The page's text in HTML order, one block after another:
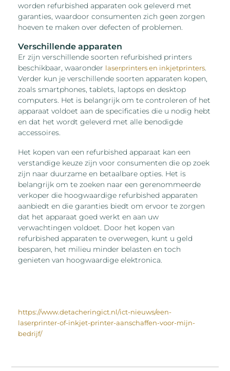
worden refurbished apparaten ook geleverd met
garanties, waardoor consumenten zich geen zorgen
hoeven te maken over defecten of problemen.
Verschillende apparaten
Er zijn verschillende soorten refurbished printers
beschikbaar, waaronder laserprinters en inkjetprinters.
Verder kun je verschillende soorten apparaten kopen,
zoals smartphones, tablets, laptops en desktop
computers. Het is belangrijk om te controleren of het
apparaat voldoet aan de specificaties die u nodig hebt
en dat het wordt geleverd met alle benodigde
accessoires.
Het kopen van een refurbished apparaat kan een
verstandige keuze zijn voor consumenten die op zoek
zijn naar duurzame en betaalbare opties. Het is
belangrijk om te zoeken naar een gerenommeerde
verkoper die hoogwaardige refurbished apparaten
aanbiedt en die garanties biedt om ervoor te zorgen
dat het apparaat goed werkt en aan uw
verwachtingen voldoet. Door het kopen van
refurbished apparaten te overwegen, kunt u geld
besparen, het milieu minder belasten en toch
genieten van hoogwaardige elektronica.
https://www.detacheringict.nl/ict-nieuws/een-
laserprinter-of-inkjet-printer-aanschaffen-voor-mijn-
bedrijf/